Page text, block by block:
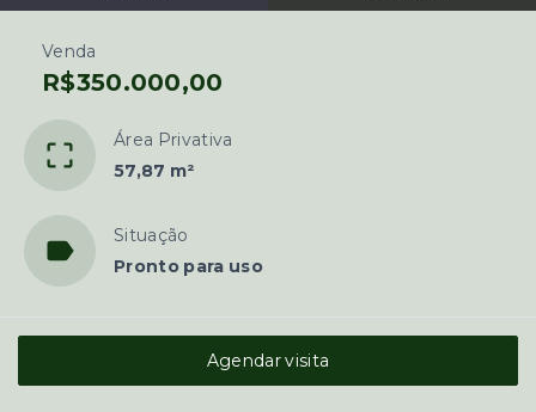
Venda
R$350.000,00
Área Privativa
57,87 m²
Situação
Pronto para uso
Agendar visita